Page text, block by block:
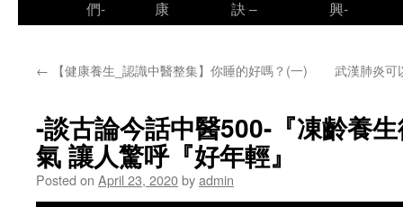
們-
康
訣 –
興-
← 【健康養生_認識中醫整集】你睡的好嗎？(一) 武漢肺炎可
-談古論今話中醫500-『凍齡養
氣 讓人驚呼『好年輕』
Posted on April 23, 2020byadmin